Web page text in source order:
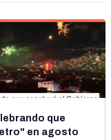
que
en agosto